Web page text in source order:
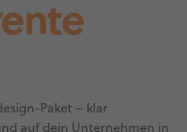
Paket – klar
auf dein Unternehmen in